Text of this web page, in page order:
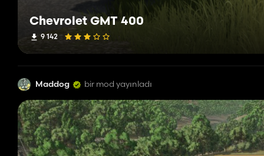
Chevrolet GMT 400
9 142
Maddog bir mod yayınladı